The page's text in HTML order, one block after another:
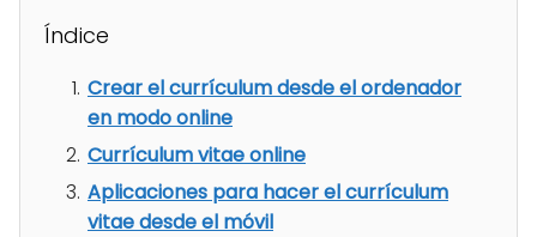
Índice
Crear el currículum desde el ordenador
en modo online
Currículum vitae online
Aplicaciones para hacer el currículum
vitae desde el móvil